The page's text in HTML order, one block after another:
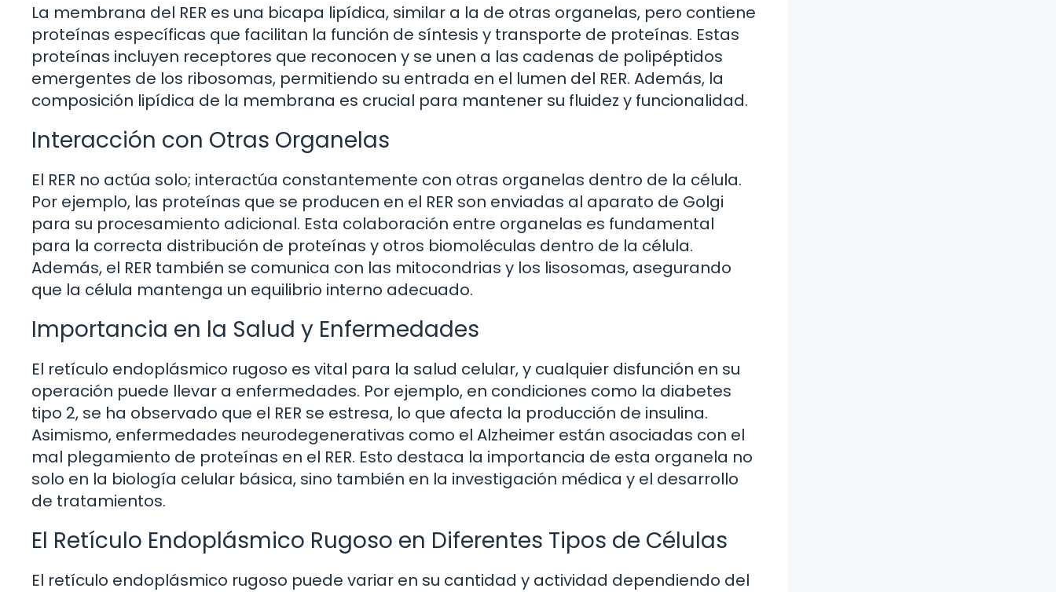
La membrana del RER es una bicapa lipídica, similar a la de otras organelas, pero contiene
proteínas específicas que facilitan la función de síntesis y transporte de proteínas. Estas
proteínas incluyen receptores que reconocen y se unen a las cadenas de polipéptidos
emergentes de los ribosomas, permitiendo su entrada en el lumen del RER. Además, la
composición lipídica de la membrana es crucial para mantener su fluidez y funcionalidad.
Interacción con Otras Organelas
El RER no actúa solo; interactúa constantemente con otras organelas dentro de la célula.
Por ejemplo, las proteínas que se producen en el RER son enviadas al aparato de Golgi
para su procesamiento adicional. Esta colaboración entre organelas es fundamental
para la correcta distribución de proteínas y otros biomoléculas dentro de la célula.
Además, el RER también se comunica con las mitocondrias y los lisosomas, asegurando
que la célula mantenga un equilibrio interno adecuado.
Importancia en la Salud y Enfermedades
El retículo endoplásmico rugoso es vital para la salud celular, y cualquier disfunción en su
operación puede llevar a enfermedades. Por ejemplo, en condiciones como la diabetes
tipo 2, se ha observado que el RER se estresa, lo que afecta la producción de insulina.
Asimismo, enfermedades neurodegenerativas como el Alzheimer están asociadas con el
mal plegamiento de proteínas en el RER. Esto destaca la importancia de esta organela no
solo en la biología celular básica, sino también en la investigación médica y el desarrollo
de tratamientos.
El Retículo Endoplásmico Rugoso en Diferentes Tipos de Células
El retículo endoplásmico rugoso puede variar en su cantidad y actividad dependiendo del